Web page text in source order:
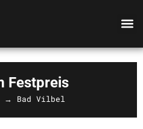
Festpreis
→ Bad Vilbel